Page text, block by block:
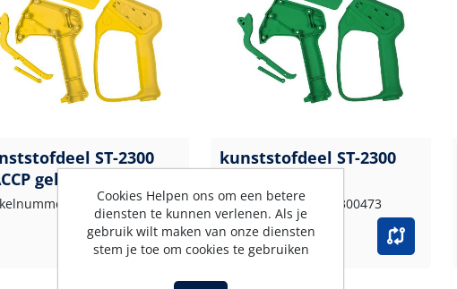
ST-2300
gelb
202300472
kunststofdeel ST-2300
Artikelnummer: 202300473
Cookies Helpen ons om een betere
diensten te kunnen verlenen. Als je
gebruik wilt maken van onze diensten
stem je toe om cookies te gebruiken